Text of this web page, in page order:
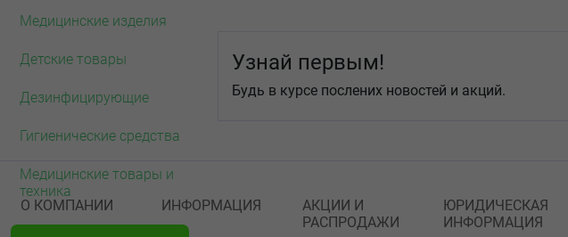
Медицинские изделия
Детские товары
Дезинфицирующие
Гигиенические средства
Медицинские товары и
техника
Узнай первым!
Будь в курсе послених новостей и акций.
О КОМПАНИИ ИНФОРМАЦИЯ
АКЦИИ И
РАСПРОДАЖИ
ЮРИДИЧЕСКАЯ
ИНФОРМАЦИЯ